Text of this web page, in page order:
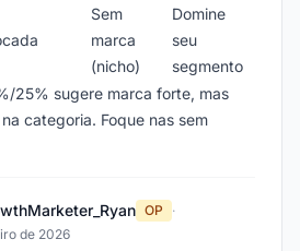
Sem
marca
(nicho)
Domine
seu
segmento
25% sugere marca forte, mas
categoria. Foque nas sem
OP
·
de 2026